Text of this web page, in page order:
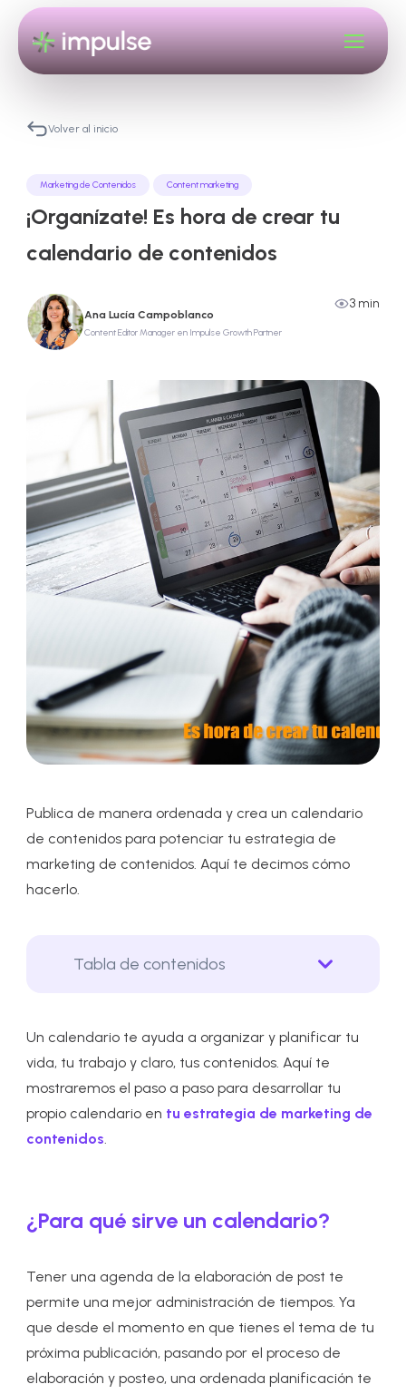
Volver al inicio
Marketing de Contenidos Content marketing
¡Organízate! Es hora de crear tu
calendario de contenidos
Ana Lucía Campoblanco
Content Editor Manager en Impulse Growth Partner
3 min
Publica de manera ordenada y crea un calendario
de contenidos para potenciar tu estrategia de
marketing de contenidos. Aquí te decimos cómo
hacerlo.
Tabla de contenidos
Un calendario te ayuda a organizar y planificar tu
vida, tu trabajo y claro, tus contenidos. Aquí te
mostraremos el paso a paso para desarrollar tu
propio calendario en tu estrategia de marketing de
contenidos.
¿Para qué sirve un calendario?
Tener una agenda de la elaboración de post te
permite una mejor administración de tiempos. Ya
que desde el momento en que tienes el tema de tu
próxima publicación, pasando por el proceso de
elaboración y posteo, una ordenada planificación te